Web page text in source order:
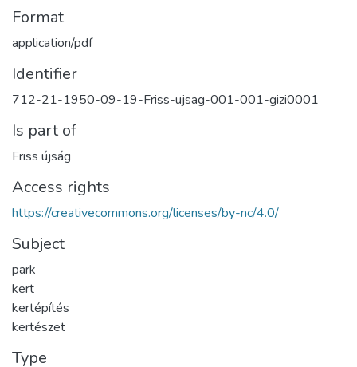
Format
application/pdf
Identifier
712-21-1950-09-19-Friss-ujsag-001-001-gizi0001
Is part of
Friss újság
Access rights
https://creativecommons.org/licenses/by-nc/4.0/
Subject
park
kert
kertépítés
kertészet
Type